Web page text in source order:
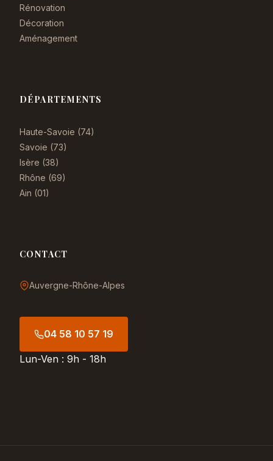
Rénovation
Décoration
Aménagement
DÉPARTEMENTS
Haute-Savoie (74)
Savoie (73)
Isère (38)
Rhône (69)
Ain (01)
CONTACT
Auvergne-Rhône-Alpes
04 58 10 57 19
Lun-Ven : 9h - 18h